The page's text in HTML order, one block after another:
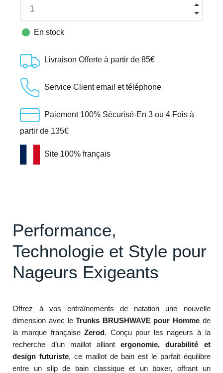
 En stock
Livraison Offerte à partir de 85€
Service Client email et téléphone
Paiement 100% Sécurisé-En 3 ou 4 Fois à
partir de 135€
Site 100% français
Performance,
Technologie et Style pour
Nageurs Exigeants
Offrez à vos entraînements de natation une nouvelle
dimension avec leTrunks BRUSHWAVE pour Hommede
la marque françaiseZerod. Conçu pour les nageurs à la
recherche d’un maillot alliantergonomie, durabilité et
design futuriste, ce maillot de bain est le parfait équilibre
entre un slip de bain classique et un boxer, offrant un